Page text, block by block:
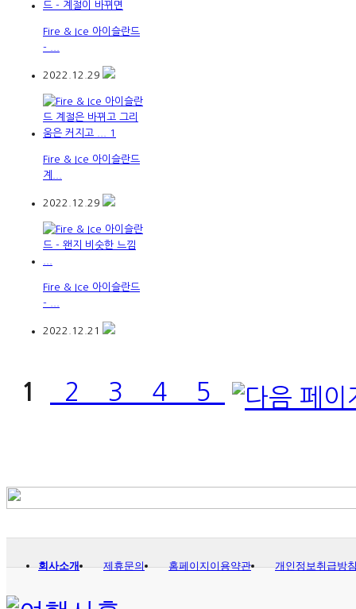
Fire & Ice 아이슬란드
- ...
2022.12.29
Fire & Ice 아이슬란드
계...
2022.12.29
Fire & Ice 아이슬란드
- ...
2022.12.21
1 2 3 4 5
회사소개 제휴문의 홈페이지이용약관 개인정보취급방